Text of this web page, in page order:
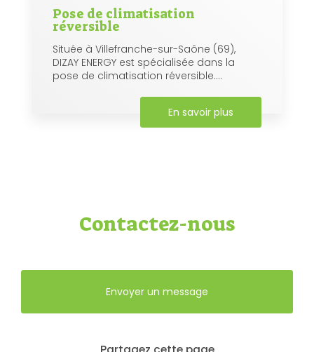
Pose de climatisation
réversible
Située à Villefranche-sur-Saône (69),
DIZAY ENERGY est spécialisée dans la
pose de climatisation réversible....
En savoir plus
Contactez-nous
Envoyer un message